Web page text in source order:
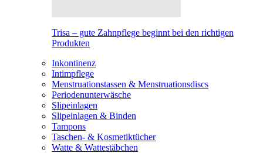
Trisa – gute Zahnpflege beginnt bei den richtigen
Produkten
Inkontinenz
Intimpflege
Menstruationstassen & Menstruationsdiscs
Periodenunterwäsche
Slipeinlagen
Slipeinlagen & Binden
Tampons
Taschen- & Kosmetiktücher
Watte & Wattestäbchen